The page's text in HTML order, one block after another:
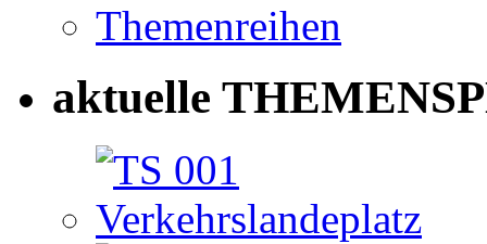
aktuelle